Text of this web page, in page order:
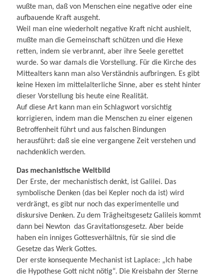
wußte man, daß von Menschen eine negative oder eine
aufbauende Kraft ausgeht.
Weil man eine wiederholt negative Kraft nicht aushielt,
mußte man die Gemeinschaft schützen und die Hexe
retten, indem sie verbrannt, aber ihre Seele gerettet
wurde. So war damals die Vorstellung. Für die Kirche des
Mittealters kann man also Verständnis aufbringen. Es gibt
keine Hexen im mittelalterliche Sinne, aber es steht hinter
dieser Vorstellung bis heute eine Realität.
Auf diese Art kann man ein Schlagwort vorsichtig
korrigieren, indem man die Menschen zu einer eigenen
Betroffenheit führt und aus falschen Bindungen
herausführt: daß sie eine vergangene Zeit verstehen und
nachdenklich werden.
Das mechanistische Weltbild
Der Erste, der mechanistisch denkt, ist Galilei. Das
symbolische Denken (das bei Kepler noch da ist) wird
verdrängt, es gibt nur noch das experimentelle und
diskursive Denken. Zu dem Trägheitsgesetz Galileis kommt
dann bei Newton das Gravitationsgesetz. Aber beide
haben ein inniges Gottesverhältnis, für sie sind die
Gesetze das Werk Gottes.
Der erste konsequente Mechanist ist Laplace: „Ich habe
die Hypothese Gott nicht nötig“. Die Kreisbahn der Sterne